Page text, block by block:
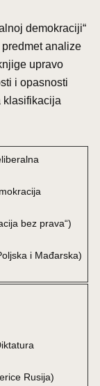
demokraciji“
analize
upravo
i opasnosti
klasifikacija
bez prava“)
i Mađarska)
Rusija)